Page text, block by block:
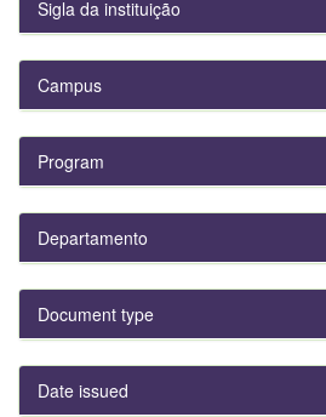
Sigla da instituição
Campus
Program
Departamento
Document type
Date issued